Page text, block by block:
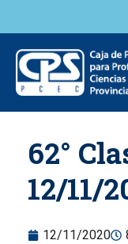
content
62°
12/11/
12/11/2020